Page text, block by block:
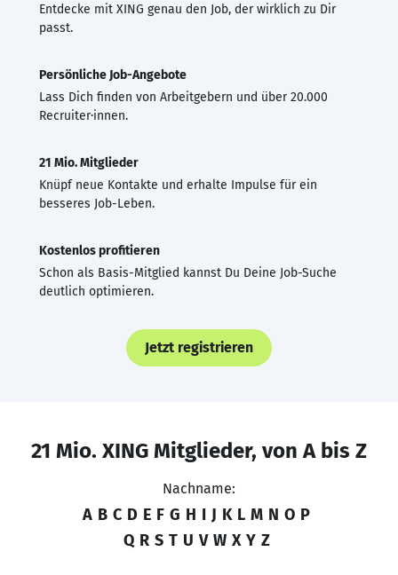
Entdecke mit XING genau den Job, der wirklich zu Dir
passt.
Persönliche Job-Angebote
Lass Dich finden von Arbeitgebern und über 20.000
Recruiter·innen.
21 Mio. Mitglieder
Knüpf neue Kontakte und erhalte Impulse für ein
besseres Job-Leben.
Kostenlos profitieren
Schon als Basis-Mitglied kannst Du Deine Job-Suche
deutlich optimieren.
Jetzt registrieren
21 Mio. XING Mitglieder, von A bis Z
Nachname:
A B C D E F G H I J K L M N O P
Q R S T U V W X Y Z